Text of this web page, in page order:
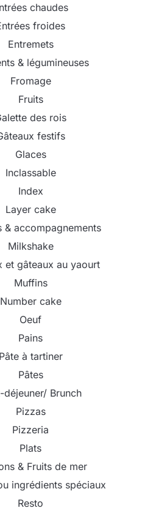
chaudes
froides
Entremets
& légumineuses
Fromage
Fruits
des rois
festifs
Glaces
Inclassable
Index
Layer cake
& accompagnements
Milkshake
et gâteaux au yaourt
Muffins
Number cake
Oeuf
Pains
Pâte à tartiner
Pâtes
déjeuner/ Brunch
Pizzas
Pizzeria
Plats
& Fruits de mer
ingrédients spéciaux
Resto